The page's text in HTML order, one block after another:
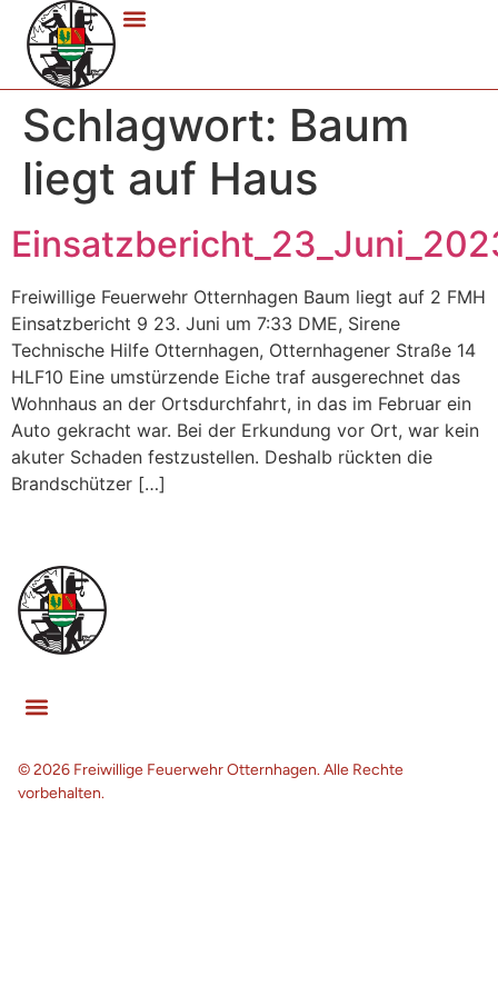
Schlagwort: Baum
liegt auf Haus
Freiwillige Feuerwehr Otternhagen Baum liegt auf 2 FMH
Einsatzbericht 9 23. Juni um 7:33 DME, Sirene
Technische Hilfe Otternhagen, Otternhagener Straße 14
HLF10 Eine umstürzende Eiche traf ausgerechnet das
Wohnhaus an der Ortsdurchfahrt, in das im Februar ein
Auto gekracht war. Bei der Erkundung vor Ort, war kein
akuter Schaden festzustellen. Deshalb rückten die
Brandschützer […]
© 2026 Freiwillige Feuerwehr Otternhagen. Alle Rechte
vorbehalten.